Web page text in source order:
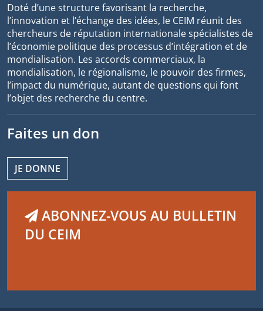
Doté d’une structure favorisant la recherche,
l’innovation et l’échange des idées, le CEIM réunit des
chercheurs de réputation internationale spécialistes de
l’économie politique des processus d’intégration et de
mondialisation. Les accords commerciaux, la
mondialisation, le régionalisme, le pouvoir des firmes,
l’impact du numérique, autant de questions qui font
l’objet des recherche du centre.
Faites un don
JE DONNE
ABONNEZ-VOUS AU BULLETIN
DU CEIM